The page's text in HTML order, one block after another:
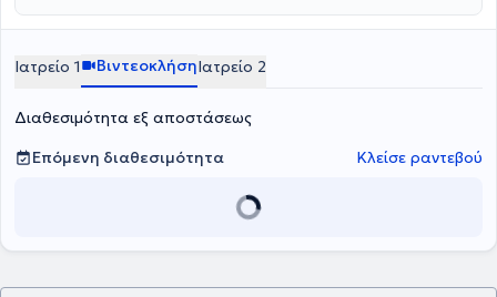
Αλλεργιολογική Μονάδα "Δ. Καλογερομήτρος" του
εκπαιδεύτηκε σε παιδοαλλεργιολογικά ιατρεία καθώς και σε
ιατρεία ενηλίκων καλύπτοντας όλο το φάσμα των αλλεργικών
Ιατρείο 1 ΒιντεοκλήσηΙατρείο 2
Διαθεσιμότητα εξ αποστάσεως
Επόμενη διαθεσιμότητα
Κλείσε ραντεβού